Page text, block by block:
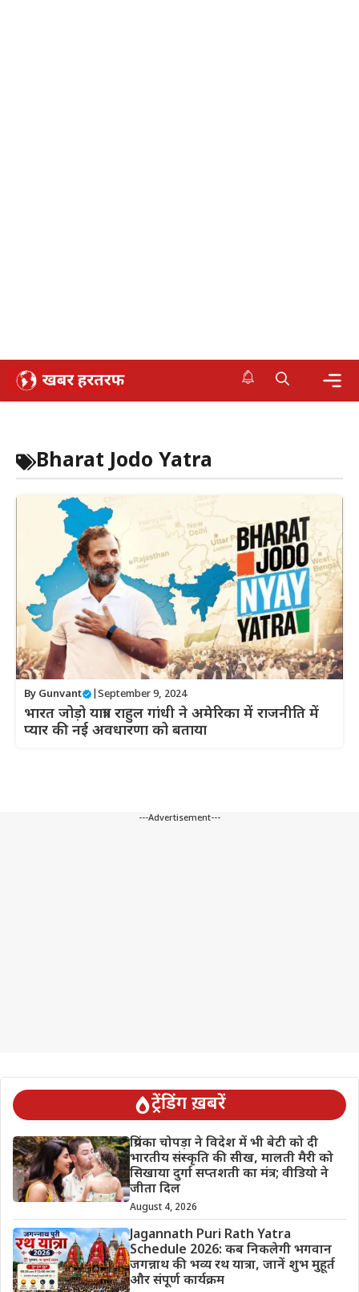
Skip
Bharat Jodo Yatra
By Gunvant September 9, 2024
भारत जोड़ो यात्रा: राहुल गांधी ने अमेरिका में राजनीति में
प्यार की नई अवधारणा को बताया
---Advertisement---
ट्रेंडिंग ख़बरें
प्रियंका चोपड़ा ने विदेश में भी बेटी को दी
भारतीय संस्कृति की सीख, मालती मैरी को
सिखाया दुर्गा सप्तशती का मंत्र; वीडियो ने
जीता दिल
August 4, 2026
Jagannath Puri Rath Yatra
Schedule 2026: कब निकलेगी भगवान
जगन्नाथ की भव्य रथ यात्रा, जानें शुभ मुहूर्त
और संपूर्ण कार्यक्रम